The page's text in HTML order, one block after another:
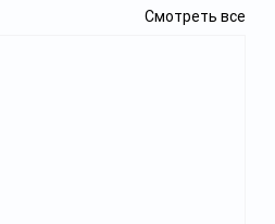
Смотреть все